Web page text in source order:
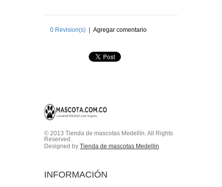
0 Revision(s) | Agregar comentario
© 2013 Tienda de mascotas Medellín. All Rights
Reserved.
Designed by Tienda de mascotas Medellin
INFORMACIÓN